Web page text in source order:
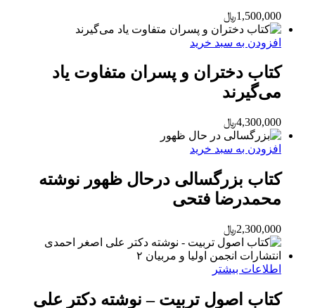
1,500,000﷼
افزودن به سبد خرید
کتاب دختران و پسران متفاوت یاد
می‌گیرند
4,300,000﷼
افزودن به سبد خرید
کتاب بزرگسالی درحال ظهور نوشته
محمدرضا فتحی
2,300,000﷼
اطلاعات بیشتر
کتاب اصول تربیت – نوشته دکتر علی